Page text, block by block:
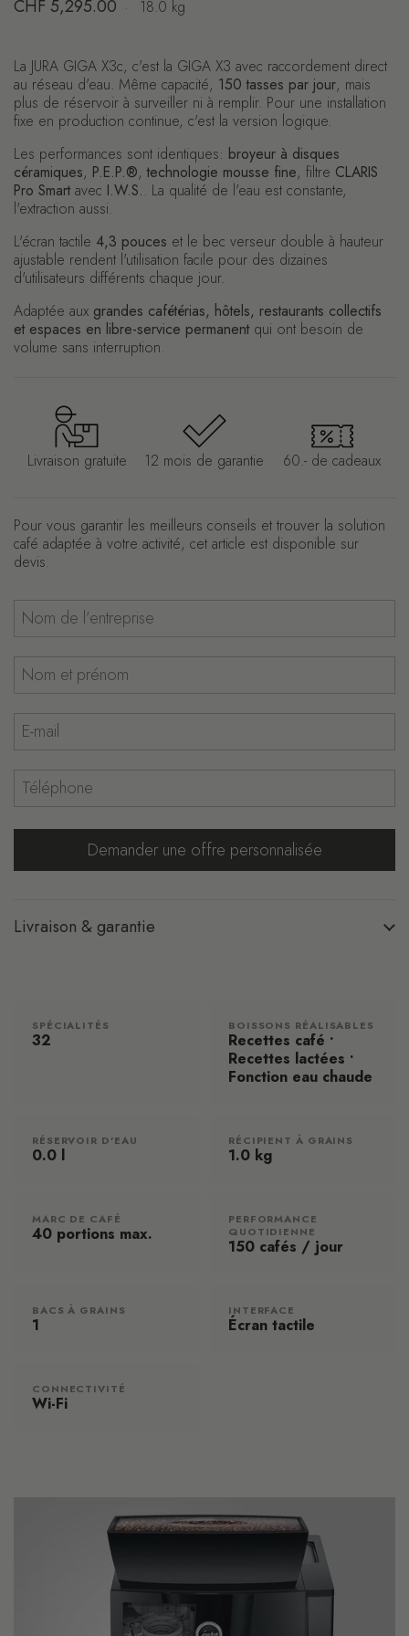
Prix régulier
CHF 5,295.00 · 18.0 kg
La JURA GIGA X3c, c'est la GIGA X3 avec raccordement direct
au réseau d'eau. Même capacité, 150 tasses par jour, mais
plus de réservoir à surveiller ni à remplir. Pour une installation
fixe en production continue, c'est la version logique.
Les performances sont identiques: broyeur à disques
céramiques, P.E.P.®,technologie mousse fine, filtre CLARIS
Pro Smart avec I.W.S.. La qualité de l'eau est constante,
l'extraction aussi.
L'écran tactile 4,3 pouces et le bec verseur double à hauteur
ajustable rendent l'utilisation facile pour des dizaines
d'utilisateurs différents chaque jour.
Adaptée aux grandes cafétérias, hôtels, restaurants collectifs
et espaces en libre-service permanent qui ont besoin de
volume sans interruption.
Livraison gratuite 12 mois de garantie 60.- de cadeaux
Pour vous garantir les meilleurs conseils et trouver la solution
café adaptée à votre activité, cet article est disponible sur
devis.
Nom de l’entreprise
Nom et prénom
E-mail
Téléphone
Demander une offre personnalisée
Livraison & garantie
SPÉCIALITÉS
32
BOISSONS RÉALISABLES
Recettes café •
Recettes lactées •
Fonction eau chaude
RÉSERVOIR D'EAU
0.0 l
RÉCIPIENT À GRAINS
1.0 kg
MARC DE CAFÉ
40 portions max.
PERFORMANCE
QUOTIDIENNE
150 cafés / jour
BACS À GRAINS
1
INTERFACE
Écran tactile
CONNECTIVITÉ
Wi-Fi